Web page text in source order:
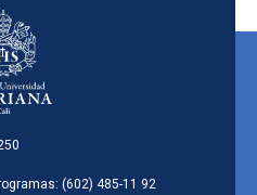
(602) 485-11 92